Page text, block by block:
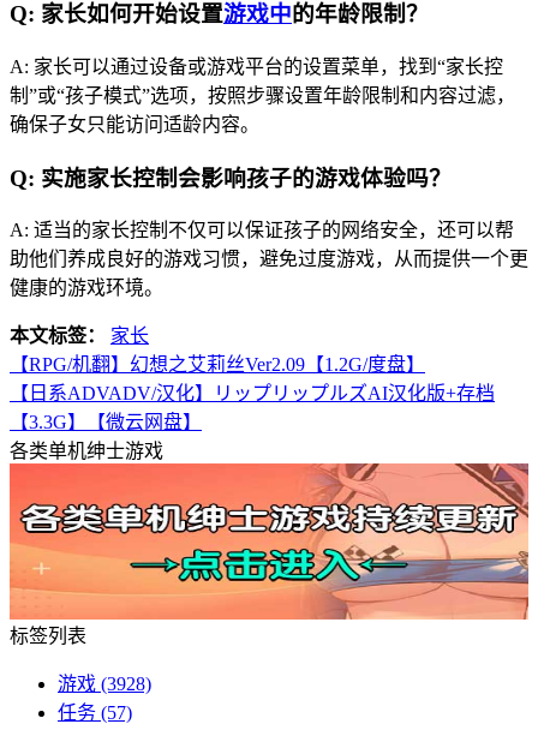
Q: 家长如何开始设置游戏中的年龄限制？
A: 家长可以通过设备或游戏平台的设置菜单，找到“家长控
制”或“孩子模式”选项，按照步骤设置年龄限制和内容过滤，
确保子女只能访问适龄内容。
Q: 实施家长控制会影响孩子的游戏体验吗？
A: 适当的家长控制不仅可以保证孩子的网络安全，还可以帮
助他们养成良好的游戏习惯，避免过度游戏，从而提供一个更
健康的游戏环境。
本文标签：
家长
【RPG/机翻】幻想之艾莉丝Ver2.09【1.2G/度盘】
【日系ADVADV/汉化】リップリップルズAI汉化版+存档
【3.3G】【微云网盘】
各类单机绅士游戏
标签列表
游戏 (3928)
任务 (57)